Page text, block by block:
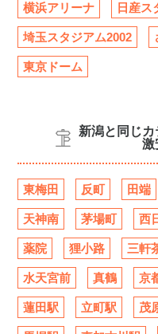
横浜アリーナ 日産ス
埼玉スタジアム2002
東京ドーム
新潟と同じ
激
東梅田 反町 田端
天神南 茅場町 西
薬院 狸小路 三軒
水天宮前 真鶴 京
蓮田駅 立町駅 茂